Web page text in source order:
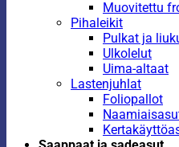
Muovitettu
Pihaleikit
Pulkat ja
Ulkolelut
Uima-altaat
Lastenjuhlat
Foliopallot